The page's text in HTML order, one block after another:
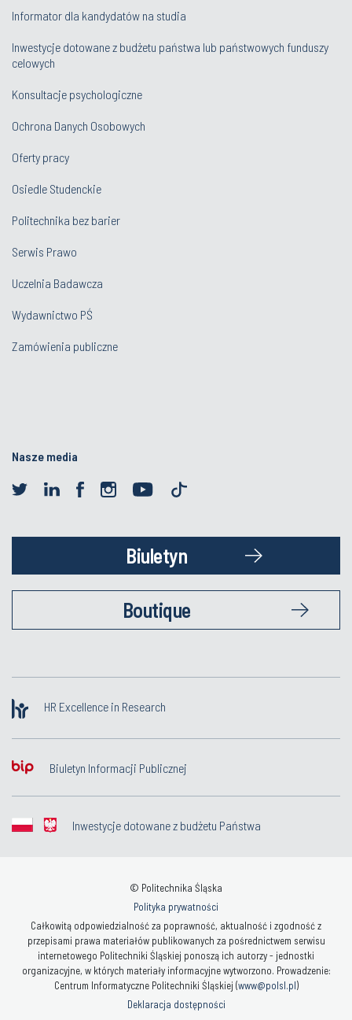
Informator dla kandydatów na studia
Inwestycje dotowane z budżetu państwa lub państwowych funduszy
celowych
Konsultacje psychologiczne
Ochrona Danych Osobowych
Oferty pracy
Osiedle Studenckie
Politechnika bez barier
Serwis Prawo
Uczelnia Badawcza
Wydawnictwo PŚ
Zamówienia publiczne
Nasze media
Biuletyn
Boutique
HR Excellence in Research
Biuletyn Informacji Publicznej
Inwestycje dotowane z budżetu Państwa
© Politechnika Śląska
Polityka prywatności
Całkowitą odpowiedzialność za poprawność, aktualność i zgodność z
przepisami prawa materiałów publikowanych za pośrednictwem serwisu
internetowego Politechniki Śląskiej ponoszą ich autorzy - jednostki
organizacyjne, w których materiały informacyjne wytworzono. Prowadzenie:
Centrum Informatyczne Politechniki Śląskiej (www@polsl.pl)
Deklaracja dostępności